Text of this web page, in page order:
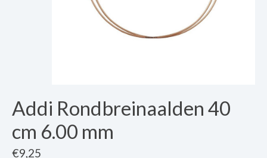
Addi Rondbreinaalden 40
cm 6.00 mm
€9,25